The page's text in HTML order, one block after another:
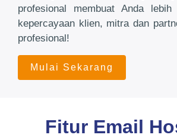
profesional membuat Anda
kepercayaan klien, mitra dan
profesional!
Mulai Sekarang
Fitur Email